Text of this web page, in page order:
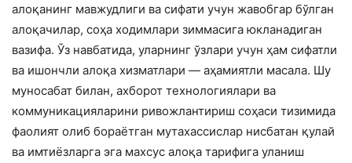
алоқанинг мавжудлиги ва сифати учун жавобгар бўлган
алоқачилар, соҳа ходимлари зиммасига юкланадиган
вазифа. Ўз навбатида, уларнинг ўзлари учун ҳам сифатли
ва ишончли алоқа хизматлари — аҳамиятли масала. Шу
муносабат билан, ахборот технологиялари ва
коммуникацияларини ривожлантириш соҳаси тизимида
фаолият олиб бораётган мутахассислар нисбатан қулай
ва имтиёзларга эга махсус алоқа тарифига уланиш